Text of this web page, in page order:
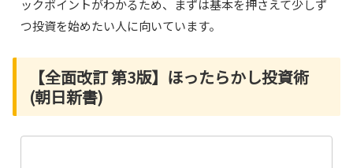
ックポイントがわかるため、まずは基本を押さえて少しず
つ投資を始めたい人に向いています。
【全面改訂 第3版】ほったらかし投資術
(朝日新書)